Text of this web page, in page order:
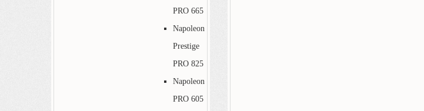
PRO 665
Napoleon
Prestige
PRO 825
Napoleon
PRO 605